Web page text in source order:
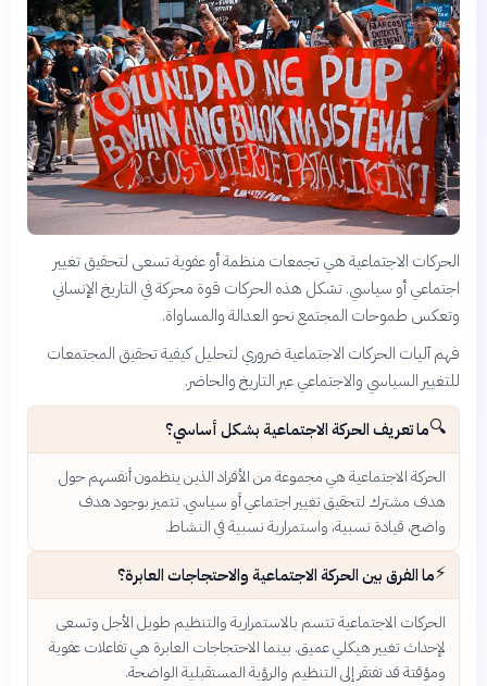
الحركات الاجتماعية هي تجمعات منظمة أو عفوية تسعى لتحقيق تغيير
اجتماعي أو سياسي. تشكل هذه الحركات قوة محركة في التاريخ الإنساني
وتعكس طموحات المجتمع نحو العدالة والمساواة.
فهم آليات الحركات الاجتماعية ضروري لتحليل كيفية تحقيق المجتمعات
للتغيير السياسي والاجتماعي عبر التاريخ والحاضر.
🔍ما تعريف الحركة الاجتماعية بشكل أساسي؟
الحركة الاجتماعية هي مجموعة من الأفراد الذين ينظمون أنفسهم حول
هدف مشترك لتحقيق تغيير اجتماعي أو سياسي. تتميز بوجود هدف
واضح، قيادة نسبية، واستمرارية نسبية في النشاط.
⚡ما الفرق بين الحركة الاجتماعية والاحتجاجات العابرة؟
الحركات الاجتماعية تتسم بالاستمرارية والتنظيم طويل الأجل وتسعى
لإحداث تغيير هيكلي عميق. بينما الاحتجاجات العابرة هي تفاعلات عفوية
ومؤقتة قد تفتقر إلى التنظيم والرؤية المستقبلية الواضحة.